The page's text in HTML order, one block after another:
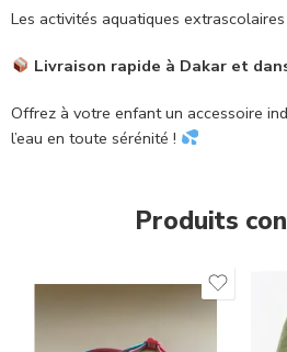
Les activités aquatiques extrascolaires
Livraison rapide à Dakar et
Offrez à votre enfant un accessoire
l’eau en toute sérénité !
Produits